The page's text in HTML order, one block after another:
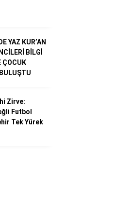
YAZ KUR’AN
BİLGİ
ÇOCUK
Zirve:
Futbol
Tek Yürek